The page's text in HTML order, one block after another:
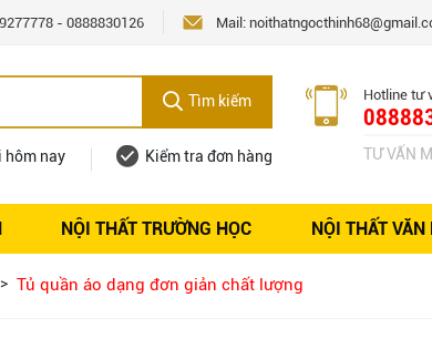
- 0888830126 Mail:
Tìm kiếm
hôm nay Kiểm tra đơn hàng
Hotline tư
TƯ VẤN
NỘI THẤT TRƯỜNG HỌC NỘI THẤT VĂN
Tuyển dụng
Tủ quần áo dạng đơn giản chất lượng